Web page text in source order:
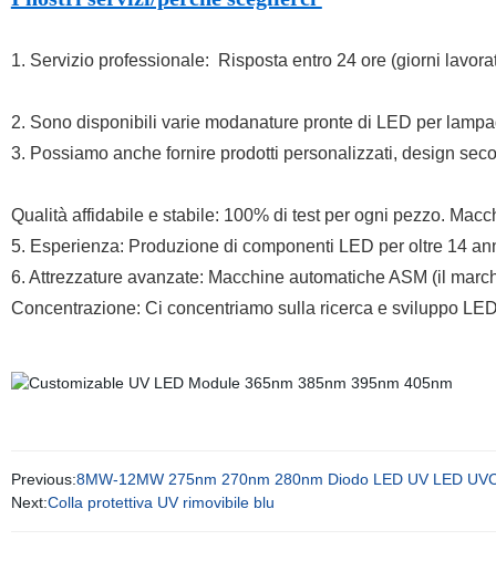
1. Servizio professionale: Risposta entro 24 ore (giorni
2. Sono disponibili varie modanature pronte di LED per
3. Possiamo anche fornire prodotti personalizzati, design
Qualità affidabile e stabile: 100% di test per ogni pezzo.
5. Esperienza: Produzione di componenti LED per oltre 14
6. Attrezzature avanzate: Macchine automatiche ASM (il
Concentrazione: Ci concentriamo sulla ricerca e sviluppo
Previous:8MW-12MW 275nm 270nm 280nm Diodo LED UV LED
Next:Colla protettiva UV rimovibile blu